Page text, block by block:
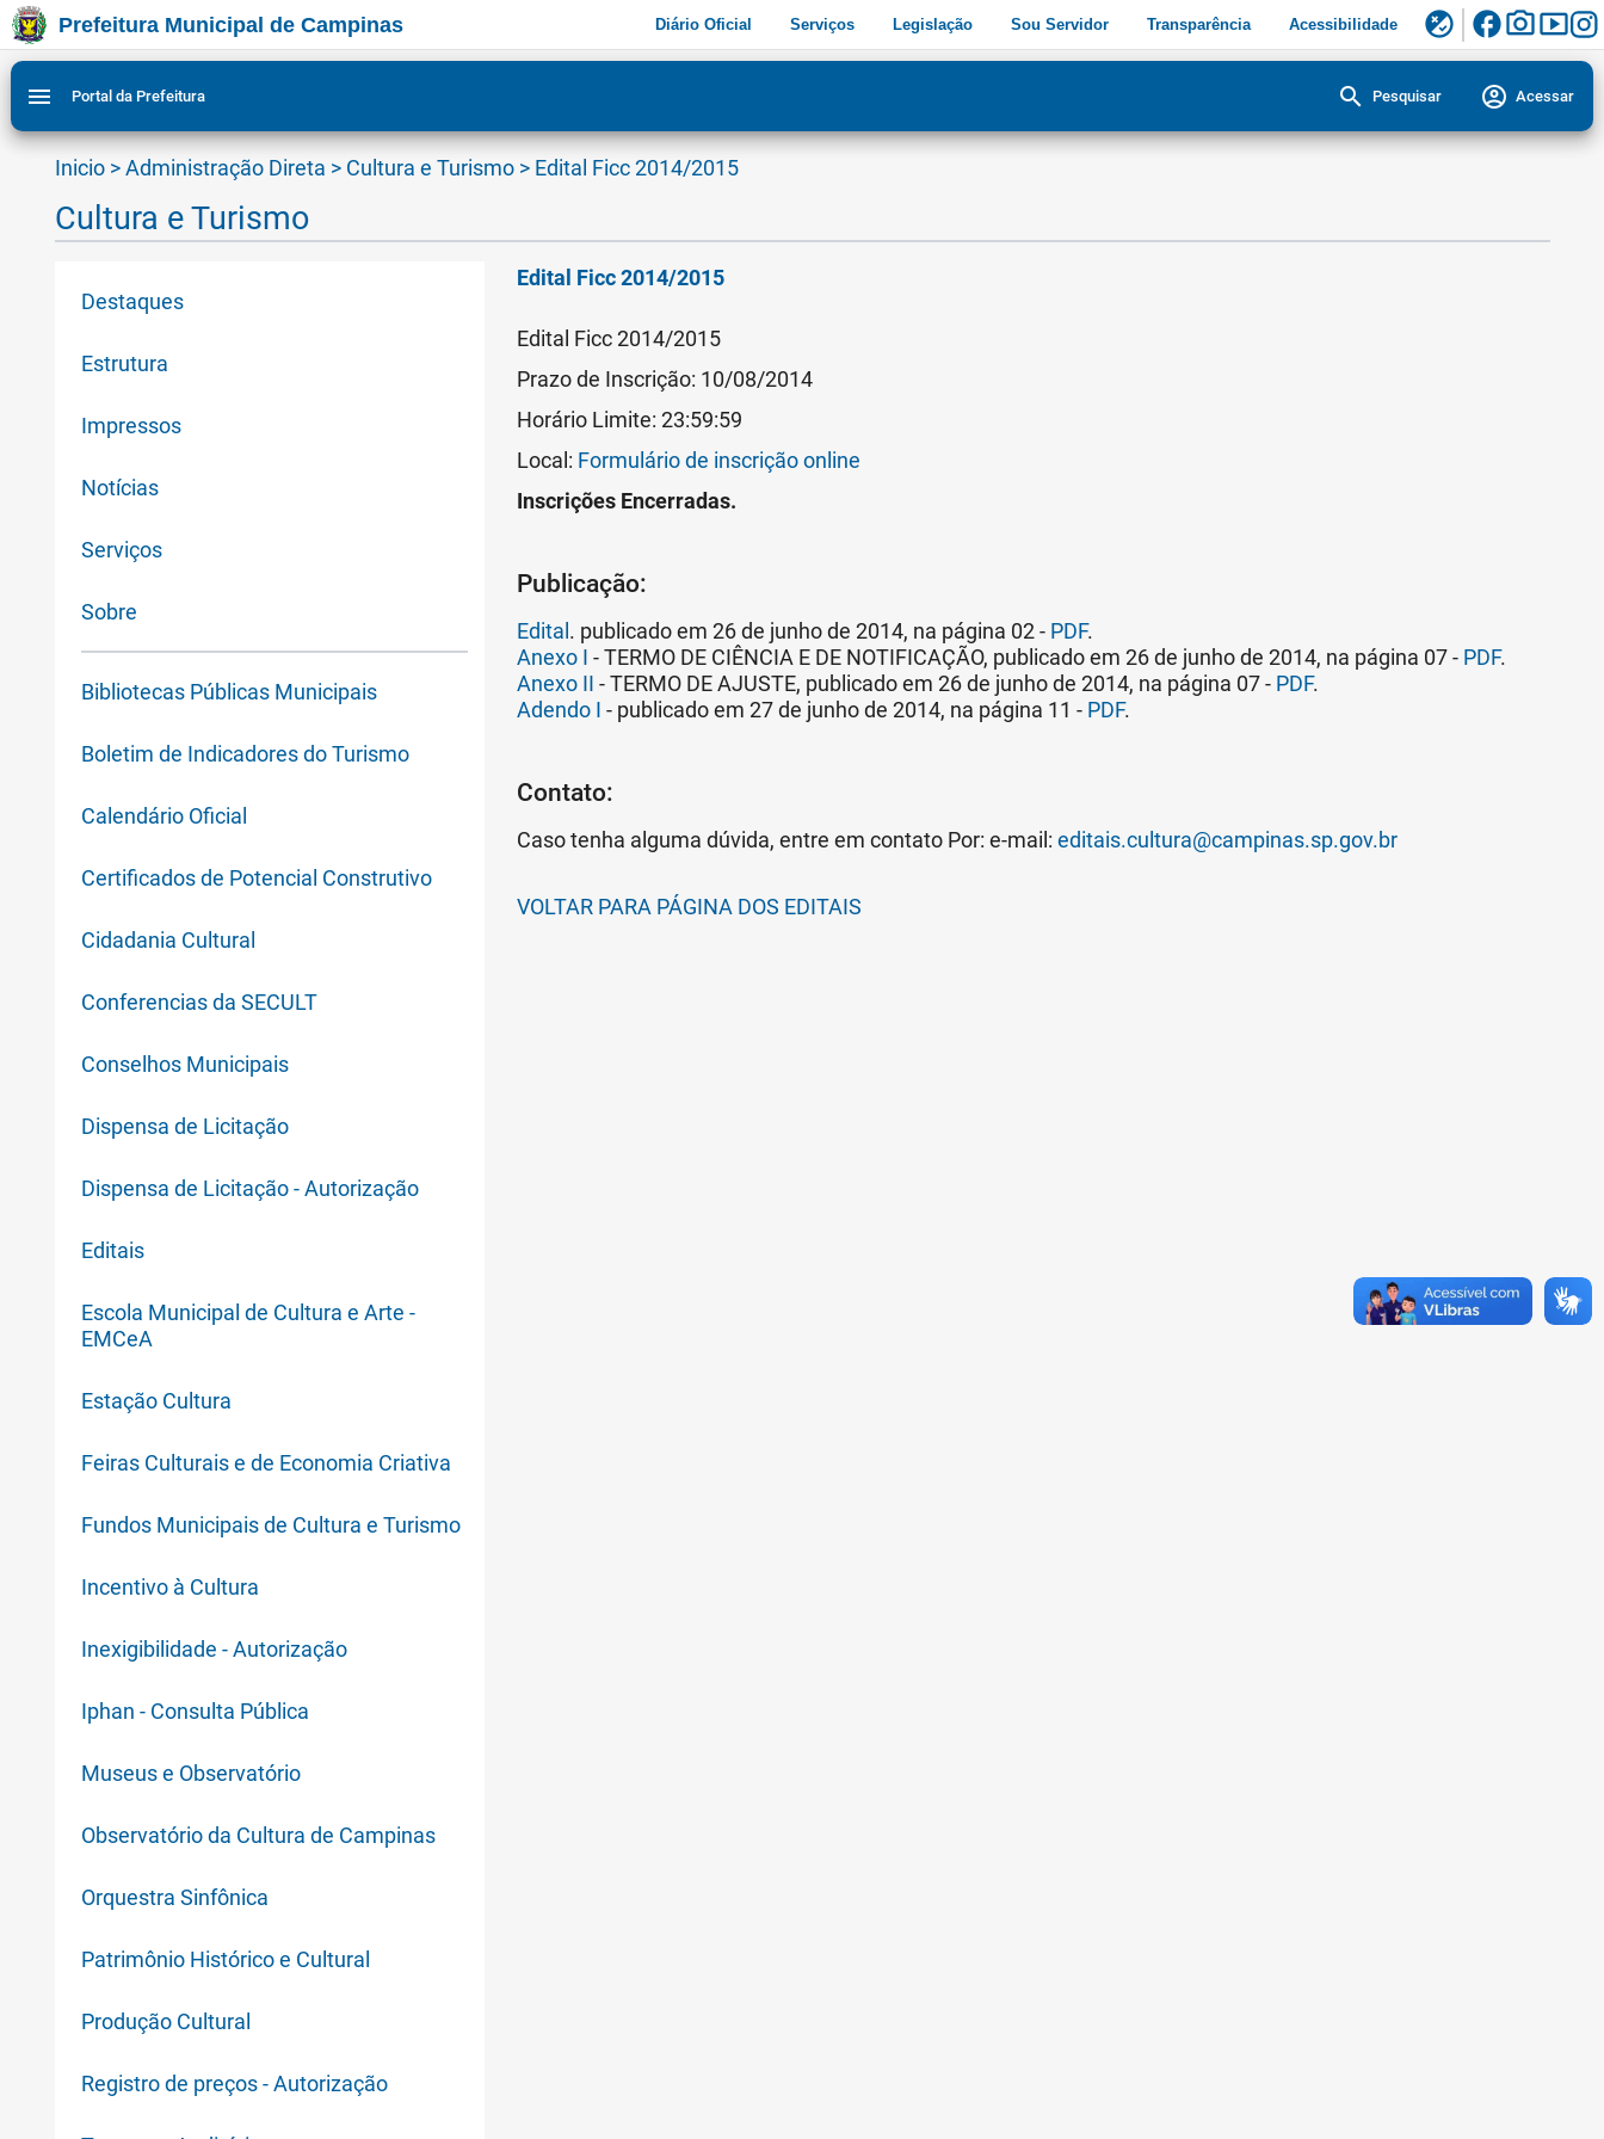
Ir para conteudo 1
Ir para menu do site da Prefeitura de Campinas
Ligar/Desligar contraste visual de tela para acessibilidade
Prefeitura Municipal de Campinas Diário Oficial Serviços Legislação Sou Servidor Transparência Acessibilidade flaky facebookphoto_camerasmart_display
menu Portal da Prefeitura search Pesquisar account_circle Acessar
Inicio>Administração Direta > Cultura e Turismo > Edital Ficc 2014/2015
Cultura e Turismo
Destaques
Estrutura
Impressos
Notícias
Serviços
Sobre
Bibliotecas Públicas Municipais
Boletim de Indicadores do Turismo
Calendário Oficial
Certificados de Potencial Construtivo
Cidadania Cultural
Conferencias da SECULT
Conselhos Municipais
Dispensa de Licitação
Dispensa de Licitação - Autorização
Editais
Escola Municipal de Cultura e Arte -
EMCeA
Estação Cultura
Feiras Culturais e de Economia Criativa
Fundos Municipais de Cultura e Turismo
Incentivo à Cultura
Inexigibilidade - Autorização
Iphan - Consulta Pública
Museus e Observatório
Observatório da Cultura de Campinas
Orquestra Sinfônica
Patrimônio Histórico e Cultural
Produção Cultural
Registro de preços - Autorização
Edital Ficc 2014/2015
Edital Ficc 2014/2015
Prazo de Inscrição: 10/08/2014
Horário Limite: 23:59:59
Local: Formulário de inscrição online
Inscrições Encerradas.
Publicação:
Edital . publicado em 26 de junho de 2014, na página 02 - PDF.
Anexo I - TERMO DE CIÊNCIA E DE NOTIFICAÇÃO, publicado em 26 de junho de 2014, na página 07 - PDF.
Anexo II - TERMO DE AJUSTE, publicado em 26 de junho de 2014, na página 07 - PDF.
Adendo I - publicado em 27 de junho de 2014, na página 11 - PDF.
Contato:
Caso tenha alguma dúvida, entre em contato Por: e-mail: editais.cultura@campinas.sp.gov.br
VOLTAR PARA PÁGINA DOS EDITAIS